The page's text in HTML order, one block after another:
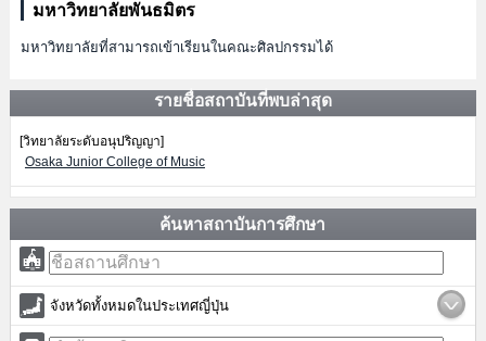
มหาวิทยาลัยพันธมิตร
มหาวิทยาลัยที่สามารถเข้าเรียนในคณะศิลปกรรมได้
รายชื่อสถาบันที่พบล่าสุด
[วิทยาลัยระดับอนุปริญญา]
Osaka Junior College of Music
ค้นหาสถาบันการศึกษา
จังหวัดทั้งหมดในประเทศญี่ปุ่น